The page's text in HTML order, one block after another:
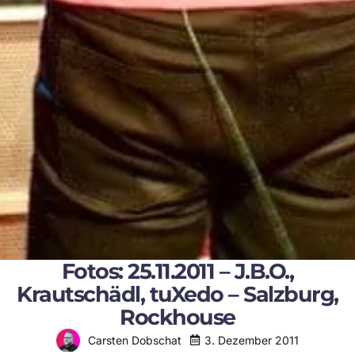
Fotos: 25.11.2011 – J.B.O.,
Krautschädl, tuXedo – Salzburg,
Rockhouse
Carsten Dobschat 3. Dezember 2011